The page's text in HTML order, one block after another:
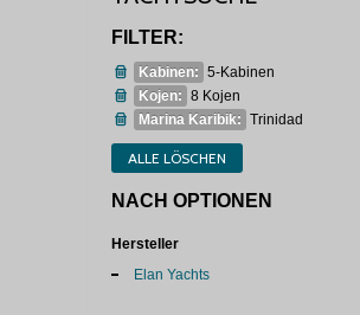
FILTER:
Kabinen: 5-Kabinen
Kojen: 8 Kojen
Marina Karibik: Trinidad
ALLE LÖSCHEN
NACH OPTIONEN
Hersteller
Elan Yachts